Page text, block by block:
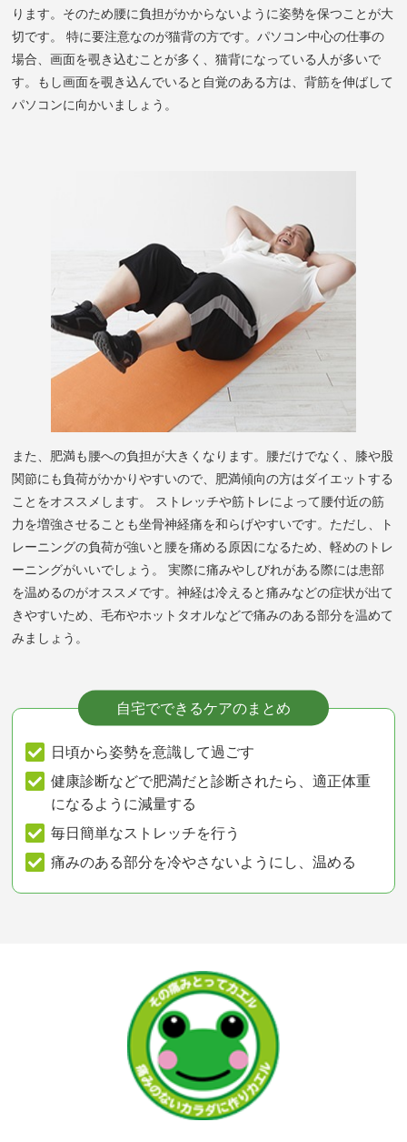
ります。そのため腰に負担がかからないように姿勢を保つことが大
切です。 特に要注意なのが猫背の方です。パソコン中心の仕事の
場合、画面を覗き込むことが多く、猫背になっている人が多いで
す。もし画面を覗き込んでいると自覚のある方は、背筋を伸ばして
パソコンに向かいましょう。
また、肥満も腰への負担が大きくなります。腰だけでなく、膝や股
関節にも負荷がかかりやすいので、肥満傾向の方はダイエットする
ことをオススメします。 ストレッチや筋トレによって腰付近の筋
力を増強させることも坐骨神経痛を和らげやすいです。ただし、ト
レーニングの負荷が強いと腰を痛める原因になるため、軽めのトレ
ーニングがいいでしょう。 実際に痛みやしびれがある際には患部
を温めるのがオススメです。神経は冷えると痛みなどの症状が出て
きやすいため、毛布やホットタオルなどで痛みのある部分を温めて
みましょう。
自宅でできるケアのまとめ
日頃から姿勢を意識して過ごす
健康診断などで肥満だと診断されたら、適正体重
になるように減量する
毎日簡単なストレッチを行う
痛みのある部分を冷やさないようにし、温める